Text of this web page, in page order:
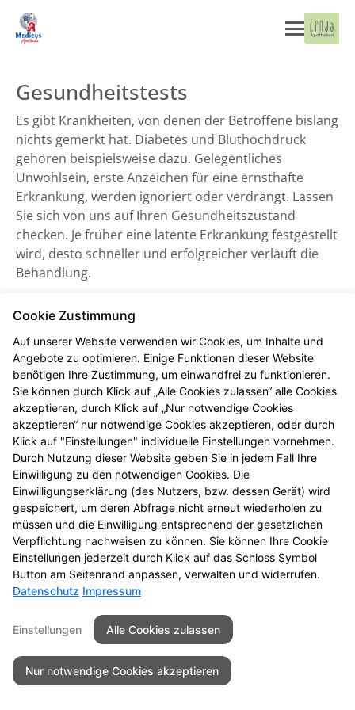
Gesundheitstests
Es gibt Krankheiten, von denen der Betroffene bislang
nichts gemerkt hat. Diabetes und Bluthochdruck
gehören beispielsweise dazu. Gelegentliches
Unwohlsein, erste Anzeichen für eine ernsthafte
Erkrankung, werden ignoriert oder verdrängt. Lassen
Sie sich von uns auf Ihren Gesundheitszustand
checken. Je früher eine latente Erkrankung festgestellt
wird, desto schneller und erfolgreicher verläuft die
Behandlung.
Blutdruckmessung
Hauttest bei Allergien
Seitenübersicht Kontakt
Impressum
Datenschutz
Barrierefreiheit
© 2026 Medicus Apotheke
Cookie Zustimmung
Auf unserer Website verwenden wir Cookies, um Inhalte und
Angebote zu optimieren. Einige Funktionen dieser Website
benötigen Ihre Zustimmung, um einwandfrei zu funktionieren.
Sie können durch Klick auf „Alle Cookies zulassen“ alle Cookies
akzeptieren, durch Klick auf „Nur notwendige Cookies
akzeptieren“ nur notwendige Cookies akzeptieren, oder durch
Klick auf "Einstellungen" individuelle Einstellungen vornehmen.
Durch Nutzung dieser Website geben Sie in jedem Fall Ihre
Einwilligung zu den notwendigen Cookies. Die
Einwilligungserklärung (des Nutzers, bzw. dessen Gerät) wird
gespeichert, um deren Abfrage nicht erneut wiederholen zu
müssen und die Einwilligung entsprechend der gesetzlichen
Verpflichtung nachweisen zu können. Sie können Ihre Cookie
Einstellungen jederzeit durch Klick auf das Schloss Symbol
Button am Seitenrand anpassen, verwalten und widerrufen.
Datenschutz Impressum
Einstellungen Alle Cookies zulassen
Nur notwendige Cookies akzeptieren